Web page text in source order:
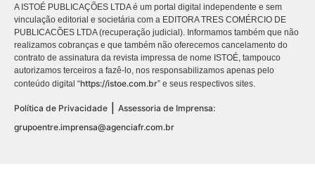
A ISTOÉ PUBLICAÇÕES LTDA é um portal digital independente e sem
vinculação editorial e societária com a EDITORA TRES COMÉRCIO DE
PUBLICACÕES LTDA (recuperação judicial). Informamos também que não
realizamos cobranças e que também não oferecemos cancelamento do
contrato de assinatura da revista impressa de nome ISTOÉ, tampouco
autorizamos terceiros a fazê-lo, nos responsabilizamos apenas pelo
conteúdo digital “https://istoe.com.br” e seus respectivos sites.
Política de Privacidade
Assessoria de Imprensa:
grupoentre.imprensa@agenciafr.com.br